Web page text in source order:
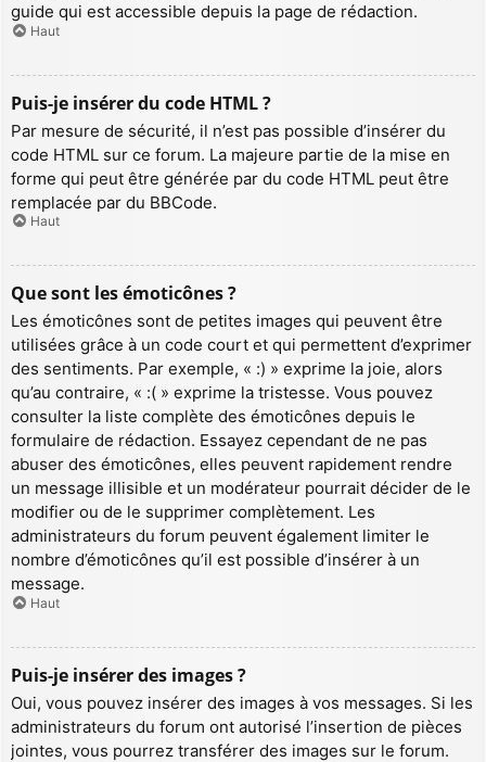
guide qui est accessible depuis la page de rédaction.
Haut
Puis-je insérer du code HTML ?
Par mesure de sécurité, il n’est pas possible d’insérer du
code HTML sur ce forum. La majeure partie de la mise en
forme qui peut être générée par du code HTML peut être
remplacée par du BBCode.
Haut
Que sont les émoticônes ?
Les émoticônes sont de petites images qui peuvent être
utilisées grâce à un code court et qui permettent d’exprimer
des sentiments. Par exemple, « :) » exprime la joie, alors
qu’au contraire, « :( » exprime la tristesse. Vous pouvez
consulter la liste complète des émoticônes depuis le
formulaire de rédaction. Essayez cependant de ne pas
abuser des émoticônes, elles peuvent rapidement rendre
un message illisible et un modérateur pourrait décider de le
modifier ou de le supprimer complètement. Les
administrateurs du forum peuvent également limiter le
nombre d’émoticônes qu’il est possible d’insérer à un
message.
Haut
Puis-je insérer des images ?
Oui, vous pouvez insérer des images à vos messages. Si les
administrateurs du forum ont autorisé l’insertion de pièces
jointes, vous pourrez transférer des images sur le forum.